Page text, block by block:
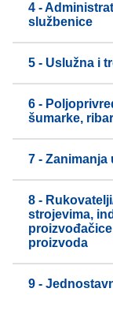
4 -
službenice
5 - Uslužna i
6 -
šumarke,
7 -
8 -
strojevima,
proizvoda
9 -